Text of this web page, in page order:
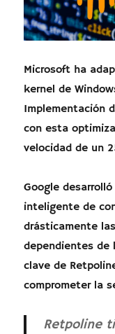
Microsoft ha
kernel de
Implementación
con esta
velocidad de un
Google
inteligente de
drásticamente
dependientes de
clave de
comprometer la
Retpoline